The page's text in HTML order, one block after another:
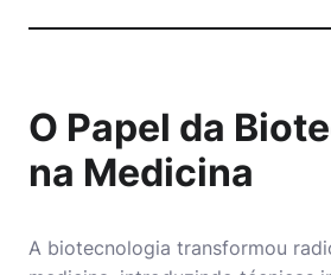
O Papel da
na Medicina
A biotecnologia transformou